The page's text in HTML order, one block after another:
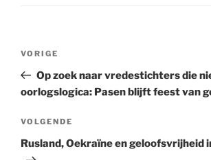
Vorig
bericht
VORIGE
Op zoek naar vredestichters die
oorlogslogica: Pasen blijft feest van
Volgend
bericht
VOLGENDE
Rusland, Oekraïne en geloofsvrijheid